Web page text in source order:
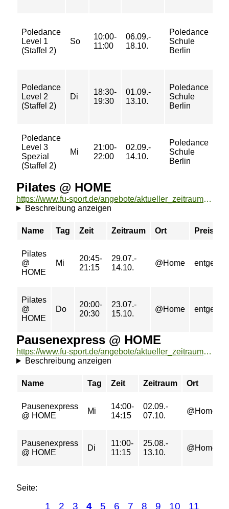
Poledance
Level 1
(Staffel 2)
So
10:00-
11:00
06.09.-
18.10.
Poledance
Schule
Berlin
Poledance
Level 2
(Staffel 2)
Di
18:30-
19:30
01.09.-
13.10.
Poledance
Schule
Berlin
Poledance
Level 3
Spezial
(Staffel 2)
Mi
21:00-
22:00
02.09.-
14.10.
Poledance
Schule
Berlin
Pilates @ HOME
https://www.fu-sport.de/angebote/aktueller_zeitraum/_Pilates___HOME.html
Beschreibung anzeigen
Name Tag Zeit Zeitraum Ort Preis
Pilates
@
HOME
Mi
20:45-
21:15
29.07.-
14.10.
@Home
Pilates
@
HOME
Do
20:00-
20:30
23.07.-
15.10.
@Home
Pausenexpress @ HOME
https://www.fu-sport.de/angebote/aktueller_zeitraum/_Pausenexpress___HOME.html
Beschreibung anzeigen
Name Tag Zeit Zeitraum Ort
Pausenexpress
@ HOME
Mi
14:00-
14:15
02.09.-
07.10.
@Home
Pausenexpress
@ HOME
Di
11:00-
11:15
25.08.-
13.10.
@Home
Seite:
1 2 3 4 5 6 7 8 9 10 11